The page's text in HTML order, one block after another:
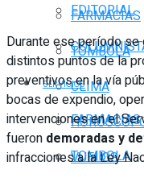
FARMACIAS
TOMBOLA
CLIMA
VUELOS
EDITORIAL
SERVICIOS
FARMACIAS
TOMBOLA
Durante ese período
distintos puntos de la
preventivos en la vía
bocas de expendio,
intervenciones en el
fueron demoradas y
infracciones a la Ley